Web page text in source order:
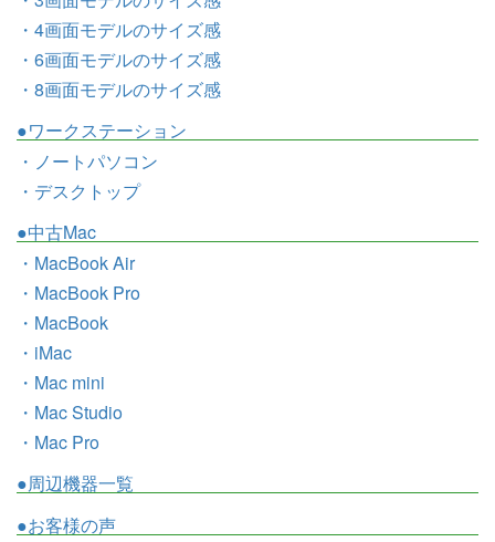
・4画面モデルのサイズ感
・6画面モデルのサイズ感
・8画面モデルのサイズ感
●ワークステーション
・ノートパソコン
・デスクトップ
●中古Mac
・MacBook Air
・MacBook Pro
・MacBook
・iMac
・Mac mini
・Mac Studio
・Mac Pro
●周辺機器一覧
●お客様の声